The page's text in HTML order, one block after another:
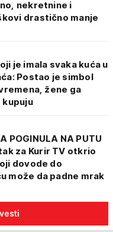
nekretnine i
drastično manje
je imala svaka kuća u
Postao je simbol
žene ga
kupuju
POGINULA NA PUTU
za Kurir TV otkrio
dovode do
može da padne mrak